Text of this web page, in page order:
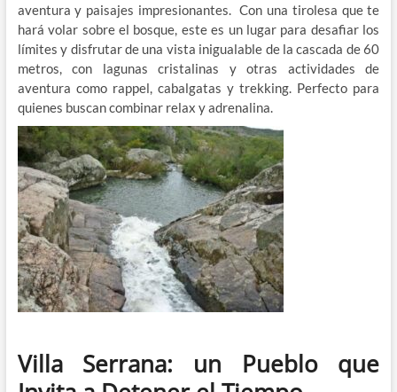
aventura y paisajes impresionantes. Con una tirolesa que te
hará volar sobre el bosque, este es un lugar para desafiar los
límites y disfrutar de una vista inigualable de la cascada de 60
metros, con lagunas cristalinas y otras actividades de
aventura como rappel, cabalgatas y trekking. Perfecto para
quienes buscan combinar relax y adrenalina.
Villa Serrana: un Pueblo que